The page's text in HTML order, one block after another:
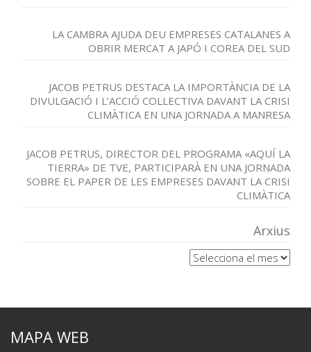
LA CAMBRA AJUDA DEU EMPRESES CATALANES A
OBRIR MERCAT A JAPÓ I COREA DEL SUD
JACOB PETRUS DESTACA LA IMPORTÀNCIA DE LA
DIVULGACIÓ I L’ACCIÓ COL·LECTIVA DAVANT LA CRISI
CLIMÀTICA EN UNA JORNADA A MANRESA
JACOB PETRUS, DIRECTOR DEL PROGRAMA «AQUÍ LA
TIERRA» DE TVE, PARTICIPARÀ EN UNA JORNADA
SOBRE EL PAPER DE LES EMPRESES DAVANT LA CRISI
CLIMÀTICA
Arxius
Arxius
MAPA WEB